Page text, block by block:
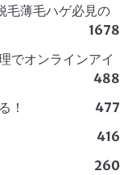
毛薄毛ハゲ必見の
1678
でオンラインアイ
488
！
477
416
260